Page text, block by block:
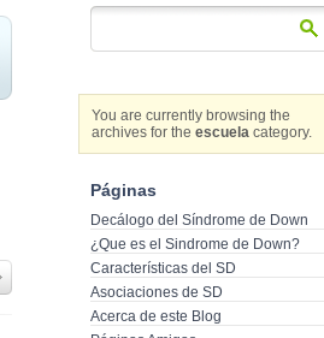
You are currently browsing the
archives for the escuela category.
Páginas
Decálogo del Síndrome de Down
¿Que es el Sindrome de Down?
Características del SD
Asociaciones de SD
Acerca de este Blog